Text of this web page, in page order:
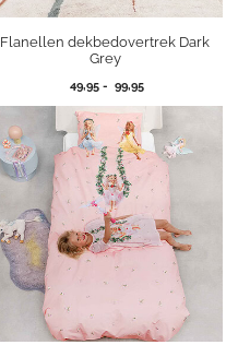
Flanellen dekbedovertrek Dark
Grey
49,95 - 99,95Prijsklasse:
99,95